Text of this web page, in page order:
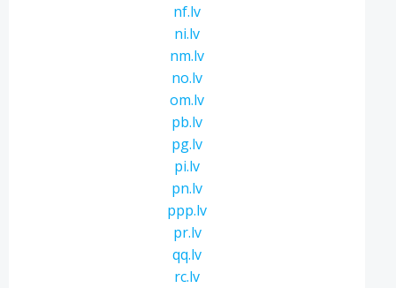
nf.lv
ni.lv
nm.lv
no.lv
om.lv
pb.lv
pg.lv
pi.lv
pn.lv
ppp.lv
pr.lv
qq.lv
rc.lv